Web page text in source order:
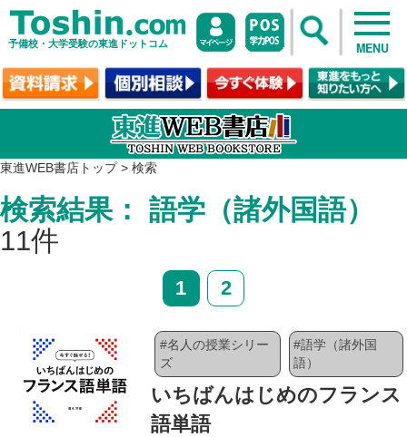
予備校・大学受験の東進ドットコム MENU
東進WEB書店トップ> 検索
検索結果： 語学（諸外国語）
11件
1 2
#名人の授業シリー
ズ
#語学（諸外国
語）
いちばんはじめのフランス
語単語